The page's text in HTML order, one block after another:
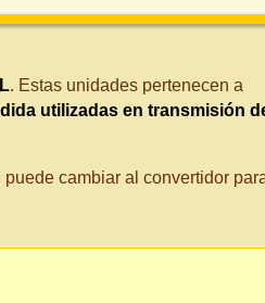
. Estas unidades pertenecen a
utilizadas en transmisión
cambiar al convertidor